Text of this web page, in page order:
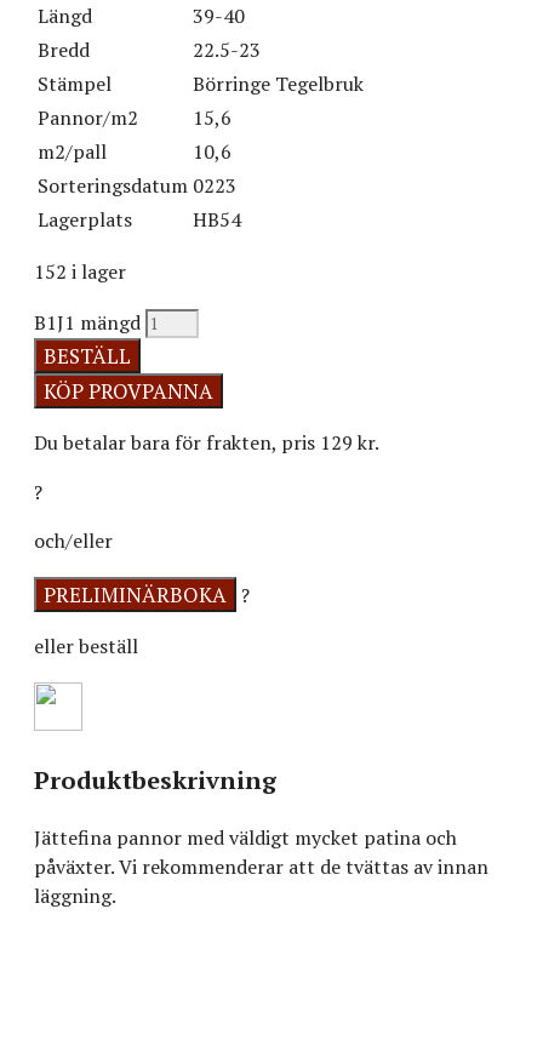
Längd
39-40
Bredd
22.5-23
Stämpel
Börringe Tegelbruk
Pannor/m2
15,6
m2/pall
10,6
Sorteringsdatum 0223
Lagerplats
HB54
152 i lager
B1J1 mängd
BESTÄLL
Du betalar bara för frakten, pris 129 kr.
?
och/eller
?
eller beställ
Produktbeskrivning
Jättefina pannor med väldigt mycket patina och
påväxter. Vi rekommenderar att de tvättas av innan
läggning.